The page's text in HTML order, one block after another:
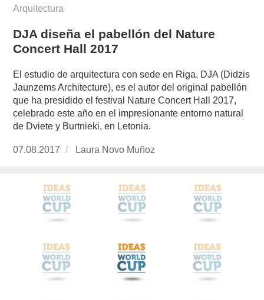
Arquitectura
DJA diseña el pabellón del Nature
Concert Hall 2017
El estudio de arquitectura con sede en Riga, DJA (Didzis
Jaunzems Architecture), es el autor del original pabellón
que ha presidido el festival Nature Concert Hall 2017,
celebrado este año en el impresionante entorno natural
de Dviete y Burtnieki, en Letonia.
Publicado
07.08.2017
https://www.experimenta.es/author/laura-
Laura Novo Muñoz